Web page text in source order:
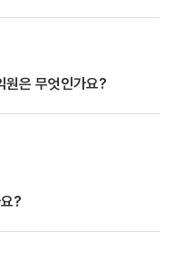
원은 무엇인가요?
?